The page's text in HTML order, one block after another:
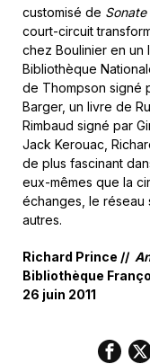
customisé de
court-circuit
chez Boulinier en
Bibliothèque
de Thompson signé
Barger, un livre de
Rimbaud signé par
Jack Kerouac,
de plus fascinant
eux-mêmes que la
échanges, le réseau
autres.
Richard Prince //
Bibliothèque
26 juin 2011